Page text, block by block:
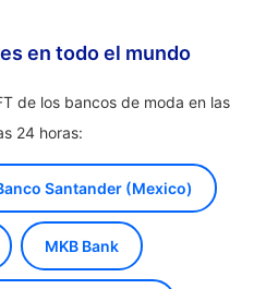
en todo el mundo
de los bancos de moda en las
24 horas:
Santander (Mexico)
MKB Bank